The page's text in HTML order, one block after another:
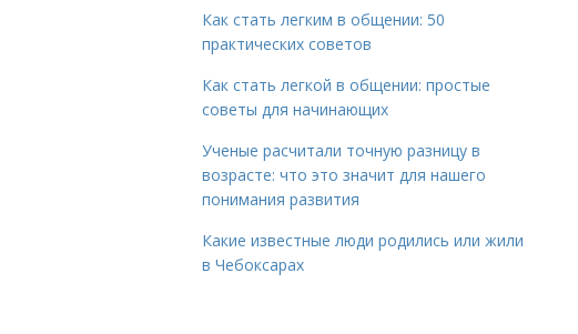
Как стать легким в общении: 50
практических советов
Как стать легкой в общении: простые
советы для начинающих
Ученые расчитали точную разницу в
возрасте: что это значит для нашего
понимания развития
Какие известные люди родились или жили
в Чебоксарах